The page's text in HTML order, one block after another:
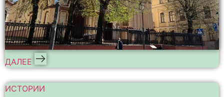
ДАЛЕЕ
ИСТОРИИ